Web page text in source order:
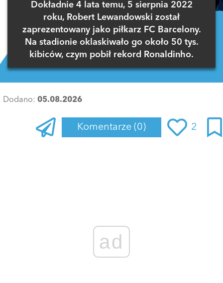
Dokładnie 4 lata temu, 5 sierpnia 2022
roku, Robert Lewandowski został
zaprezentowany jako piłkarz FC Barcelony.
Na stadionie oklaskiwało go około 50 tys.
kibiców, czym pobił rekord Ronaldinho.
Dodano: 05.08.2026
Komentarze (0) 2
ad